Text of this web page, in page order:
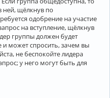
ней, щёлкнув по
одобрение на участие
на вступление, щёлкнув
группы должен будет
и может спросить, зачем вы
не беспокойте лидера
у него могут быть для